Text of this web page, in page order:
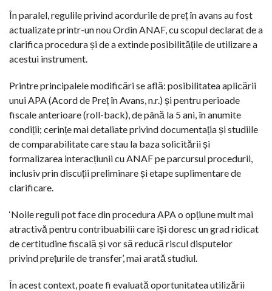
În paralel, regulile privind acordurile de preț în avans au fost
actualizate printr-un nou Ordin ANAF, cu scopul declarat de a
clarifica procedura și de a extinde posibilitățile de utilizare a
acestui instrument.
Printre principalele modificări se află: posibilitatea aplicării
unui APA (Acord de Preț în Avans, n.r.) și pentru perioade
fiscale anterioare (roll-back), de până la 5 ani, în anumite
condiții; cerințe mai detaliate privind documentația și studiile
de comparabilitate care stau la baza solicitării și
formalizarea interacțiunii cu ANAF pe parcursul procedurii,
inclusiv prin discuții preliminare și etape suplimentare de
clarificare.
‘Noile reguli pot face din procedura APA o opțiune mult mai
atractivă pentru contribuabilii care își doresc un grad ridicat
de certitudine fiscală și vor să reducă riscul disputelor
privind prețurile de transfer’, mai arată studiul.
În acest context, poate fi evaluată oportunitatea utilizării